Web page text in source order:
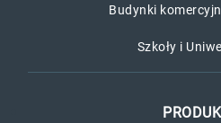
Budynki
Szkoły i